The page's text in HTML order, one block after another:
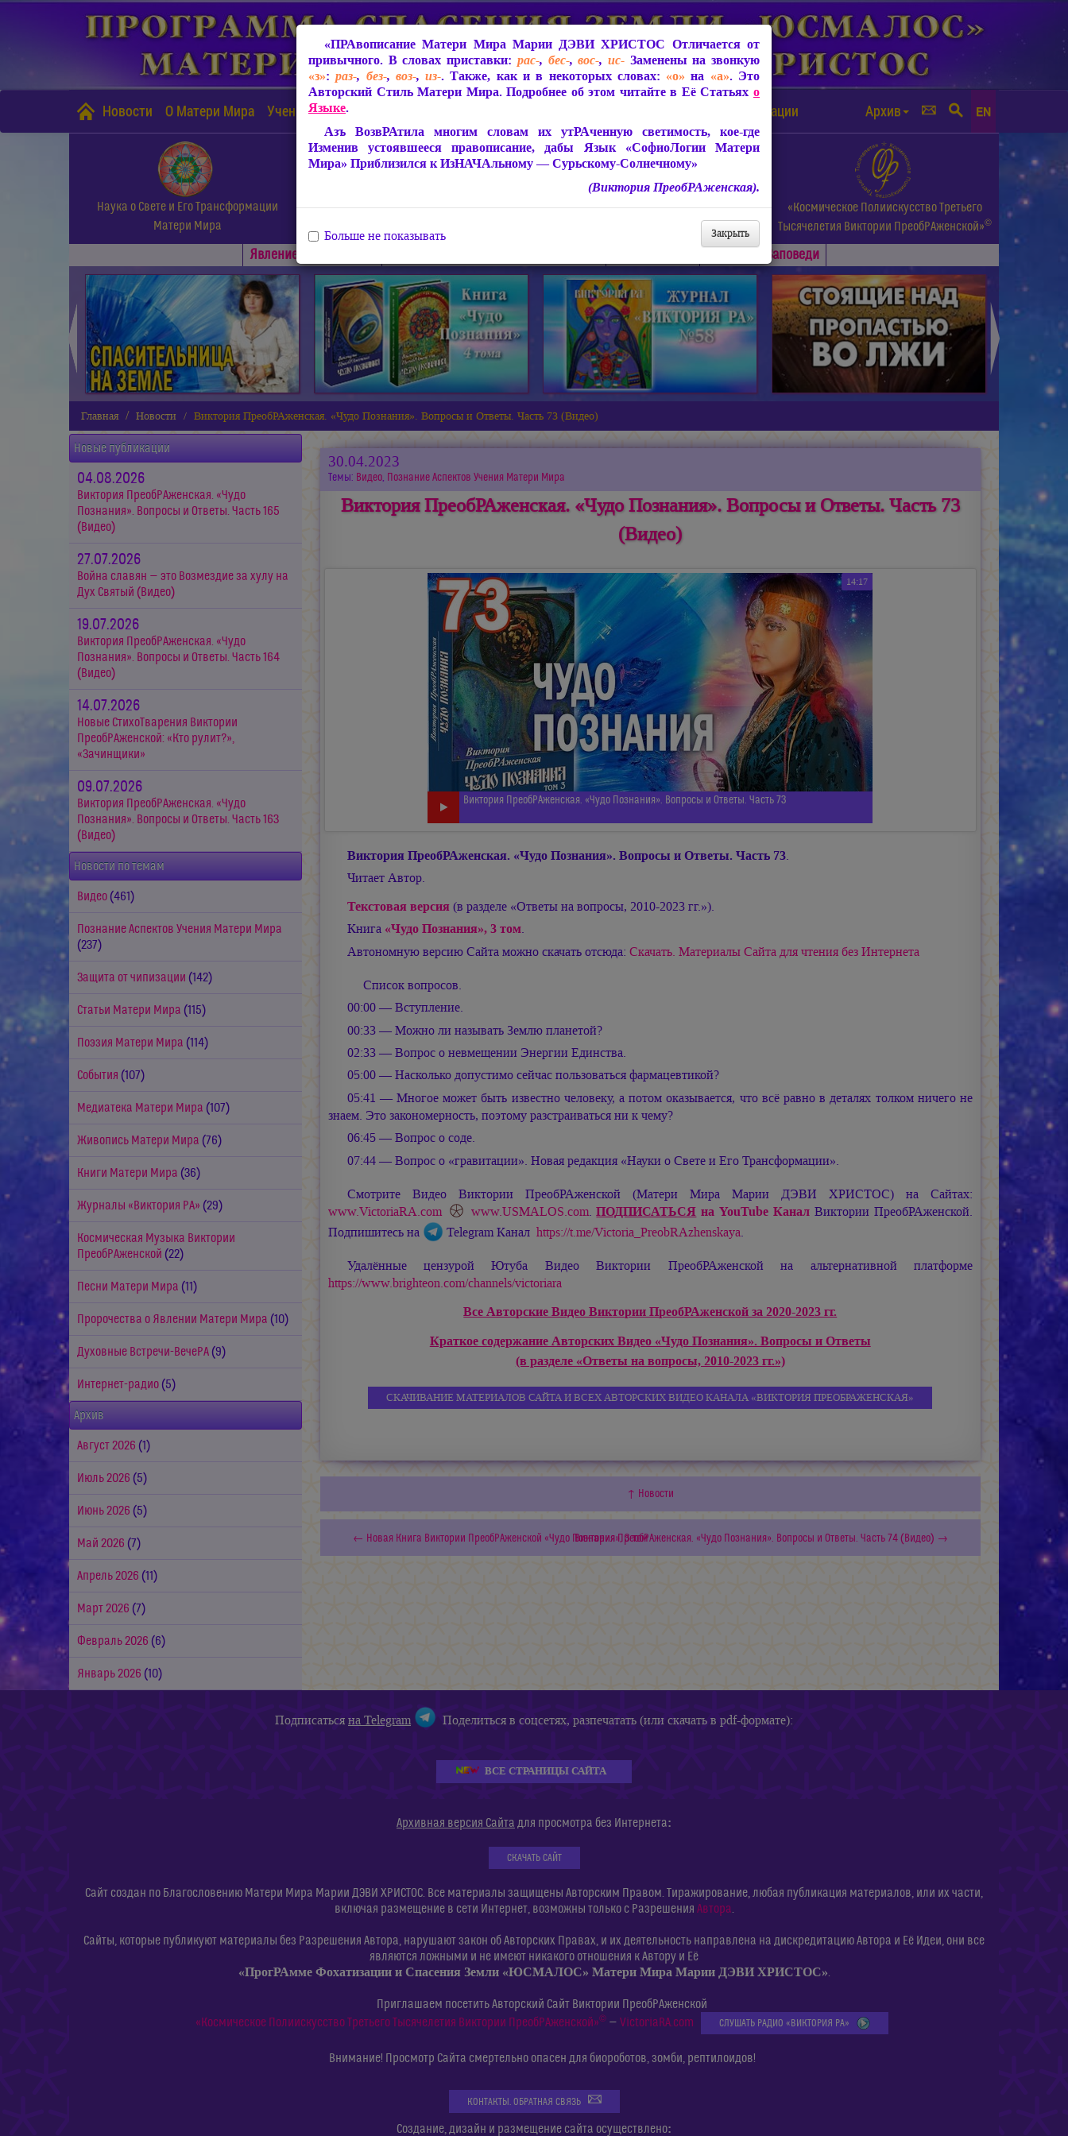
Новости О Матери Мира Учение Матери Мира Защита от чипизации Архив EN
Наука о Свете и Его Трансформации
Матери Мира
СофиоЛогия Матери Мира
Живое Слово Матери Мира.
Статьи, Книги, Видео, Аудио и др.
«Космическое Полиискусство Третьего
Тысячелетия Виктории ПреобРАженской»©
Явлениe Матери Мира Заповеди
◄ ►
Главная Новости Виктория ПреобРАженская. «Чудо Познания». Вопросы и Ответы. Часть 73 (Видео)
Новые публикации
04.08.2026
Виктория ПреобРАженская. «Чудо
Познания». Вопросы и Ответы. Часть 165
(Видео)
27.07.2026
Война славян — это Возмездие за хулу на
Дух Святый (Видео)
19.07.2026
Виктория ПреобРАженская. «Чудо
Познания». Вопросы и Ответы. Часть 164
(Видео)
14.07.2026
Новые СтихоТварения Виктории
ПреобРАженской: «Кто рулит?»,
«Зачинщики»
09.07.2026
Виктория ПреобРАженская. «Чудо
Познания». Вопросы и Ответы. Часть 163
(Видео)
Новости по темам
Видео (461)
Познание Аспектов Учения Матери Мира
(237)
Защита от чипизации (142)
Статьи Матери Мира (115)
Поэзия Матери Мира (114)
События (107)
Медиатека Матери Мира (107)
Живопись Матери Мира (76)
Книги Матери Мира (36)
Журналы «Виктория РА» (29)
Космическая Музыка Виктории
ПреобРАженской (22)
Песни Матери Мира (11)
Пророчества о Явлении Матери Мира (10)
Духовные Встречи-ВечеРА (9)
Интернет-радио (5)
Архив
Август 2026 (1)
Июль 2026 (5)
Июнь 2026 (5)
Май 2026 (7)
Апрель 2026 (11)
Март 2026 (7)
Февраль 2026 (6)
Январь 2026 (10)
30.04.2023
Темы: Видео, Познание Аспектов Учения Матери Мира
Виктория ПреобРАженская. «Чудо Познания». Вопросы и Ответы. Часть 73
(Видео)
14:17
Виктория ПреобРАженская. «Чудо Познания». Вопросы и Ответы. Часть 73
Виктория ПреобРАженская. «Чудо Познания». Вопросы и Ответы. Часть 73.
Читает Автор.
Текстовая версия(в разделе «Ответы на вопросы, 2010-2023 гг.»).
Книга «Чудо Познания», 3 том.
Автономную версию Сайта можно скачать отсюда: Скачать. Материалы Сайта для чтения без Интернета
Список вопросов.
00:00 — Вступление.
00:33 — Можно ли называть Землю планетой?
02:33 — Вопрос о невмещении Энергии Единства.
05:00 — Насколько допустимо сейчас пользоваться фармацевтикой?
05:41 — Многое может быть известно человеку, а потом оказывается, что всё равно в деталях толком ничего не
знаем. Это закономерность, поэтому разстраиваться ни к чему?
06:45 — Вопрос о соде.
07:44 — Вопрос о «гравитации». Новая редакция «Науки о Свете и Его Трансформации».
Смотрите Видео Виктории ПреобРАженской (Матери Мира Марии ДЭВИ ХРИСТОС) на Сайтах:
www.VictoriaRA.com
www.USMALOS.com.ПОДПИСАТЬСЯ на YouTube Канал Виктории ПреобРАженской.
Подпишитесь на
Telegram Канал https://t.me/Victoria_PreobRAzhenskaya.
Удалённые цензурой Ютуба Видео Виктории ПреобРАженской на альтернативной платформе
https://www.brighteon.com/channels/victoriara
Все Авторские Видео Виктории ПреобРАженской за 2020-2023 гг.
Краткое содержание Авторских Видео «Чудо Познания». Вопросы и Ответы
(в разделе «Ответы на вопросы, 2010-2023 гг.»)
СКАЧИВАНИЕ МАТЕРИАЛОВ САЙТА И ВСЕХ АВТОРСКИХ ВИДЕО КАНАЛА «ВИКТОРИЯ ПРЕОБРАЖЕНСКАЯ»
↑ Новости
← Новая Книга Виктории ПреобРАженской «Чудо Познания», 3 томВиктория ПреобРАженская. «Чудо Познания». Вопросы и Ответы. Часть 74 (Видео) →
«ПРАвописание Матери Мира Марии ДЭВИ ХРИСТОС Отличается от
привычного. В словах приставки: рас-, бес-,вос-, ис-Заменены на звонкую
«з»:раз-, без-, воз-,из-. Также, как и в некоторых словах: «о» на «а». Это
Авторский Стиль Матери Мира. Подробнее об этом читайте в Её Статьях о
Языке.
Азъ ВозвРАтила многим словам их утРАченную светимость, кое-где
Изменив устоявшееся правописание, дабы Язык «СофиоЛогии Матери
Мира» Приблизился к ИзНАЧАльному — Сурьскому-Солнечному»
(Виктория ПреобРАженская).
Закрыть
Больше не показывать
Подписатьсяна Telegram Поделиться в соцсетях, разпечатать (или скачать в pdf-формате):
ВСЕ СТРАНИЦЫ САЙТА
Архивная версия Сайта для просмотра без Интернета:
СКАЧАТЬ САЙТ
Сайт создан по Благословению Матери Мира Марии ДЭВИ ХРИСТОС. Все материалы защищены Авторским Правом. Тиражирование, любая публикация материалов, или их части,
включая размещение в сети Интернет, возможны только с Разрешения Автора.
Сайты, которые публикуют материалы без Разрешения Автора, нарушают закон об Авторских Правах, и их деятельность направлена на дискредитацию Автора и Её Идеи, они все
являются ложными и не имеют никакого отношения к Автору и Её
«ПрогРАмме Фохатизации и Спасения Земли «ЮСМАЛОС» Матери Мира Марии ДЭВИ ХРИСТОС».
Приглашаем посетить Авторский Сайт Виктории ПреобРАженской
«Космическое Полиискусство Третьего Тысячелетия Виктории ПреобРАженской»© — VictoriaRA.com СЛУШАТЬ РАДИО «ВИКТОРИЯ РА»
Внимание! Просмотр Сайта смертельно опасен для биороботов, зомби, рептилоидов!
КОНТАКТЫ. ОБРАТНАЯ СВЯЗЬ
Создание, дизайн и размещение сайта осуществлено: